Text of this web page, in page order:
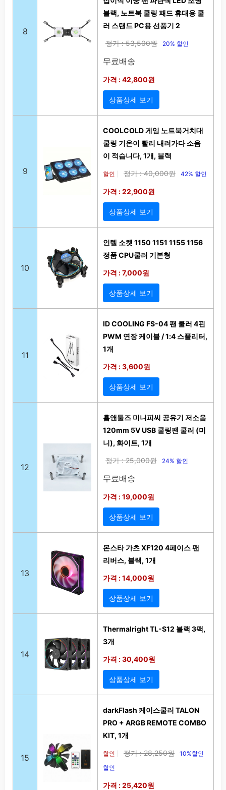
8
블랙, 노트북 쿨링 패드 휴대용 쿨
러 스탠드 PC용 선풍기 2
정가 : 53,500원 20% 할인
무료배송
가격 : 42,800원
상품상세 보기
9
COOLCOLD 게임 노트북거치대
쿨링 기온이 빨리 내려가다 소음
이 적습니다, 1개, 블랙
할인 정가 : 40,000원 42% 할인
가격 : 22,900원
상품상세 보기
10
인텔 소켓 1150 1151 1155 1156
정품 CPU쿨러 기본형
가격 : 7,000원
상품상세 보기
11
ID COOLING FS-04 팬 쿨러 4핀
PWM 연장 케이블 / 1:4 스플리터,
1개
가격 : 3,600원
상품상세 보기
12
홈앤툴즈 미니피씨 공유기 저소음
120mm 5V USB 쿨링팬 쿨러 (미
니), 화이트, 1개
정가 : 25,000원 24% 할인
무료배송
가격 : 19,000원
상품상세 보기
13
몬스타 가츠 XF120 4페이스 팬
리버스, 블랙, 1개
가격 : 14,000원
상품상세 보기
14
Thermalright TL-S12 블랙 3팩,
3개
가격 : 30,400원
상품상세 보기
15
darkFlash 케이스쿨러 TALON
PRO + ARGB REMOTE COMBO
KIT, 1개
할인 정가 : 28,250원
10%할인
할인
가격 : 25,420원